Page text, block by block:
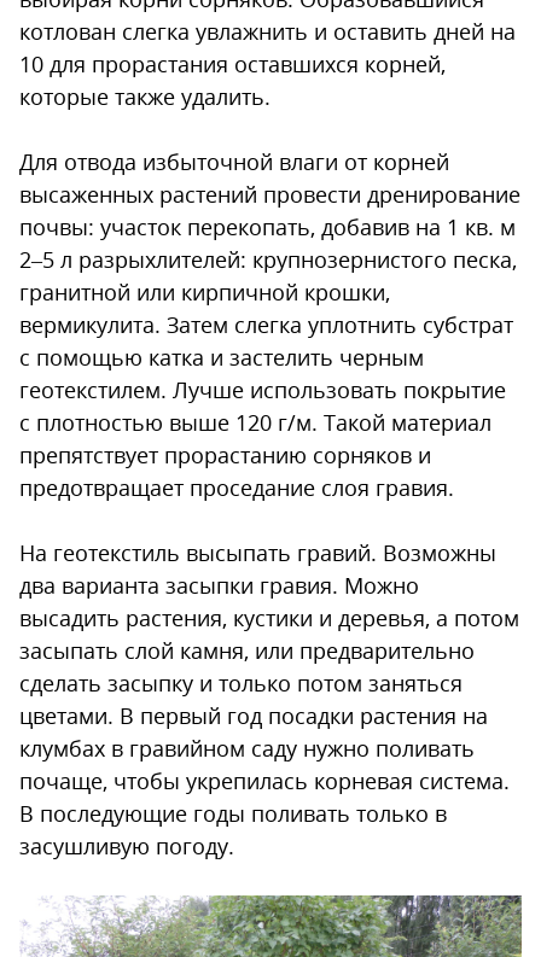
котлован слегка увлажнить и оставить дней на
10 для прорастания оставшихся корней,
которые также удалить.
Для отвода избыточной влаги от корней
высаженных растений провести дренирование
почвы: участок перекопать, добавив на 1 кв. м
2–5 л разрыхлителей: крупнозернистого песка,
гранитной или кирпичной крошки,
вермикулита. Затем слегка уплотнить субстрат
с помощью катка и застелить черным
геотекстилем. Лучше использовать покрытие
с плотностью выше 120 г/м. Такой материал
препятствует прорастанию сорняков и
предотвращает проседание слоя гравия.
На геотекстиль высыпать гравий. Возможны
два варианта засыпки гравия. Можно
высадить растения, кустики и деревья, а потом
засыпать слой камня, или предварительно
сделать засыпку и только потом заняться
цветами. В первый год посадки растения на
клумбах в гравийном саду нужно поливать
почаще, чтобы укрепилась корневая система.
В последующие годы поливать только в
засушливую погоду.